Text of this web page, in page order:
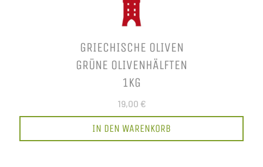
GRIECHISCHE OLIVEN
GRÜNE OLIVENHÄLFTEN
1KG
19,00 €
IN DEN WARENKORB